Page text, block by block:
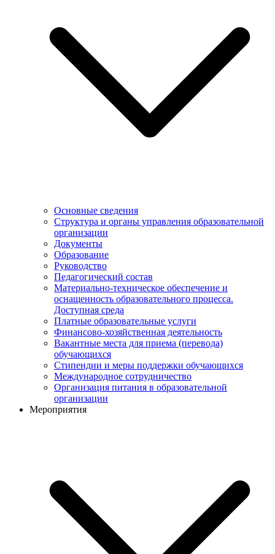
Основные сведения
Структура и органы управления образовательной
организации
Документы
Образование
Руководство
Педагогический состав
Материально-техническое обеспечение и
оснащенность образовательного процесса.
Доступная среда
Платные образовательные услуги
Финансово-хозяйственная деятельность
Вакантные места для приема (перевода)
обучающихся
Стипендии и меры поддержки обучающихся
Международное сотрудничество
Организация питания в образовательной
организации
Мероприятия